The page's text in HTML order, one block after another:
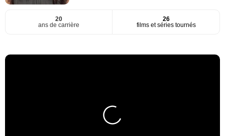
20
ans de carrière
26
films et séries tournés